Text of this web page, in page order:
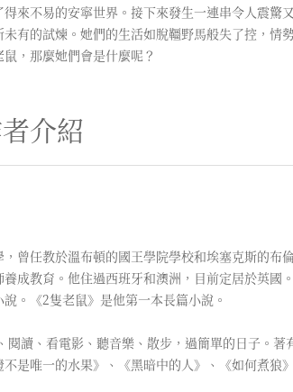
來不易的安寧世界。接下來發生一連串令人震驚
有的試煉。她們的生活如脫韁野馬般失了控，情
，那麼她們會是什麼呢？
介紹
曾任教於溫布頓的國王學院學校和埃塞克斯的布
成教育。他住過西班牙和澳洲，目前定居於英國
。《2隻老鼠》是他第一本長篇小說。
讀、看電影、聽音樂、散步，過簡單的日子。著
是唯一的水果》、《黑暗中的人》、《如何煮狼